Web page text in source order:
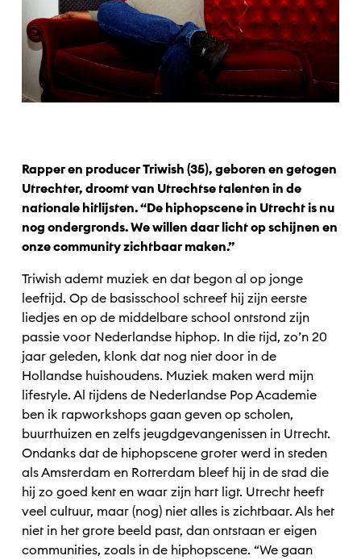
Rapper en producer Triwish (35), geboren en getogen
Utrechter, droomt van Utrechtse talenten in de
nationale hitlijsten. “De hiphopscene in Utrecht is nu
nog ondergronds. We willen daar licht op schijnen en
onze community zichtbaar maken.”
Triwish ademt muziek en dat begon al op jonge
leeftijd. Op de basisschool schreef hij zijn eerste
liedjes en op de middelbare school ontstond zijn
passie voor Nederlandse hiphop. In die tijd, zo’n 20
jaar geleden, klonk dat nog niet door in de
Hollandse huishoudens. Muziek maken werd mijn
lifestyle. Al tijdens de Nederlandse Pop Academie
ben ik rapworkshops gaan geven op scholen,
buurthuizen en zelfs jeugdgevangenissen in Utrecht.
Ondanks dat de hiphopscene groter werd in steden
als Amsterdam en Rotterdam bleef hij in de stad die
hij zo goed kent en waar zijn hart ligt. Utrecht heeft
veel cultuur, maar (nog) niet alles is zichtbaar. Als het
niet in het grote beeld past, dan ontstaan er eigen
communities, zoals in de hiphopscene. “We gaan